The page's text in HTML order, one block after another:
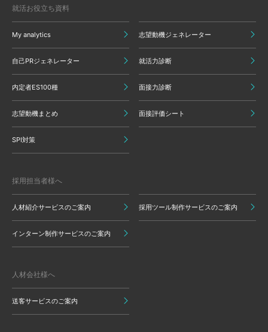
就活お役立ち資料
My analytics 志望動機ジェネレーター
自己PRジェネレーター 就活力診断
内定者ES100種 面接力診断
志望動機まとめ 面接評価シート
SPI対策
採用担当者様へ
人材紹介サービスのご案内 採用ツール制作サービスのご案内
インターン制作サービスのご案内
人材会社様へ
送客サービスのご案内